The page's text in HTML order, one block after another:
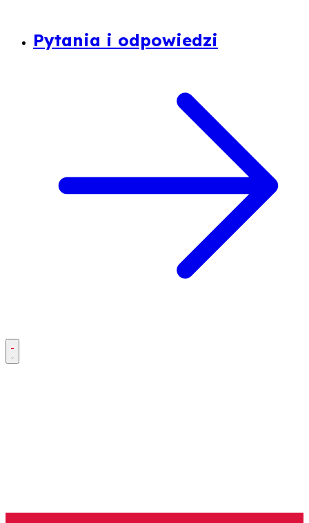
Pytania i odpowiedzi